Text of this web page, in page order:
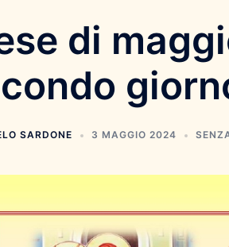
di
SARDONE 3 MAGGIO 2024